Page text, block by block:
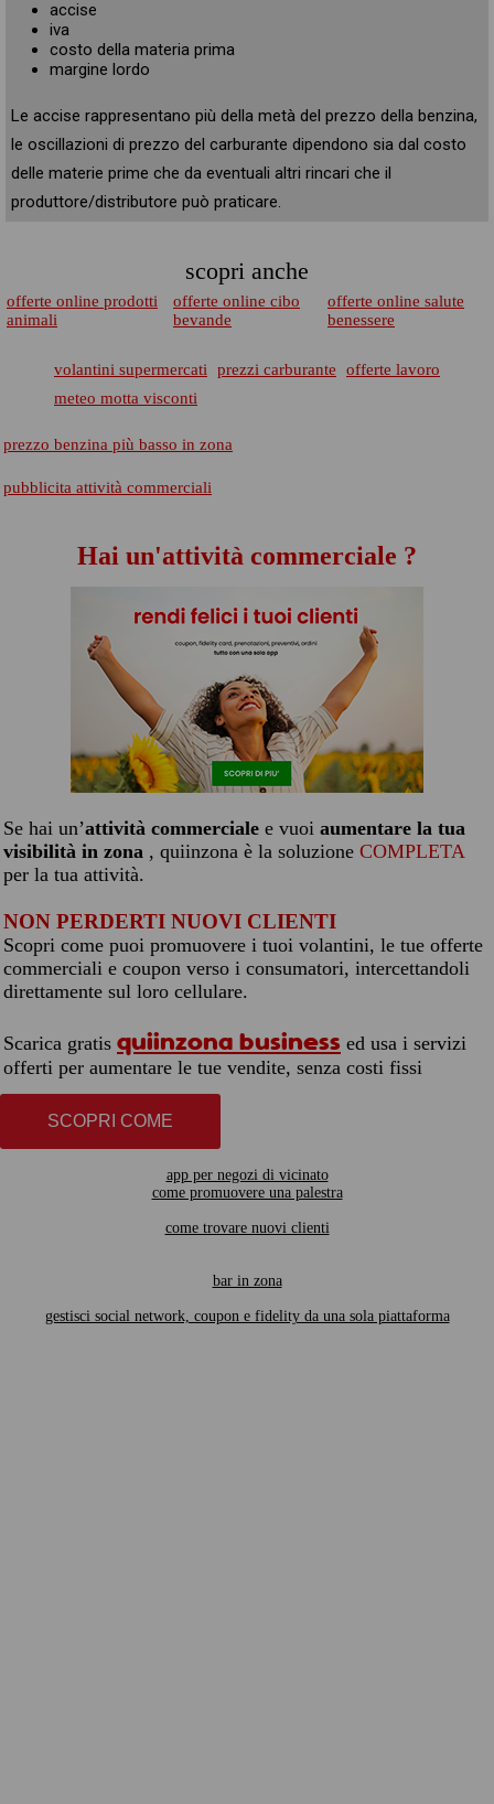
accise
iva
costo della materia prima
margine lordo
Le accise rappresentano più della metà del prezzo della benzina,
le oscillazioni di prezzo del carburante dipendono sia dal costo
delle materie prime che da eventuali altri rincari che il
produttore/distributore può praticare.
scopri anche
offerte online prodotti
animali
offerte online cibo
bevande
offerte online salute
benessere
volantini supermercati prezzi carburante
offerte lavoro
meteo motta visconti
prezzo benzina più basso in zona
pubblicita attività commerciali
Hai un'attività commerciale ?
Se hai un’attività commerciale e vuoi aumentare la tua
visibilità in zona , quiinzona è la soluzione COMPLETA
per la tua attività.
NON PERDERTI NUOVI CLIENTI
Scopri come puoi promuovere i tuoi volantini, le tue offerte
commerciali e coupon verso i consumatori, intercettandoli
direttamente sul loro cellulare.
Scarica gratis quiinzona business ed usa i servizi
offerti per aumentare le tue vendite, senza costi fissi
SCOPRI COME
app per negozi di vicinato
come promuovere una palestra
come trovare nuovi clienti
bar in zona
gestisci social network, coupon e fidelity da una sola piattaforma